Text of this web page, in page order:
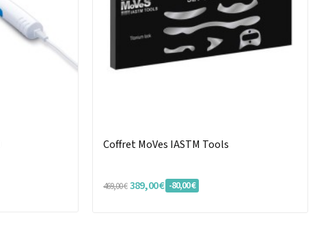
Coffret MoVes IASTM Tools
469,00 € 389,00 € -80,00 €